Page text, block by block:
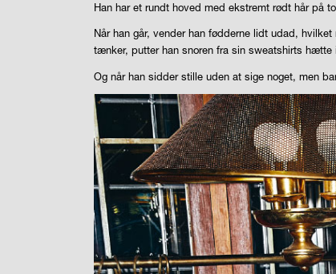
Han har et rundt hoved med ekstremt rødt hår på
Når han går, vender han fødderne lidt udad,
tænker, putter han snoren fra sin sweatshirts hætte
Og når han sidder stille uden at sige noget, men